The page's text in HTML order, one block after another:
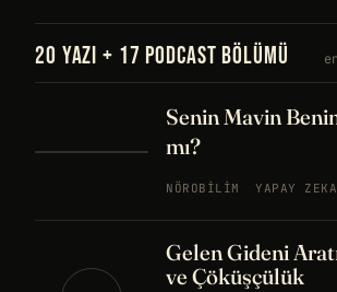
20 YAZI + 17 PODCAST BÖLÜMÜ
Senin Mavin
mı?
NÖROBILIM YAPAY ZEKA
Gelen Gideni
ve Çöküşçülük